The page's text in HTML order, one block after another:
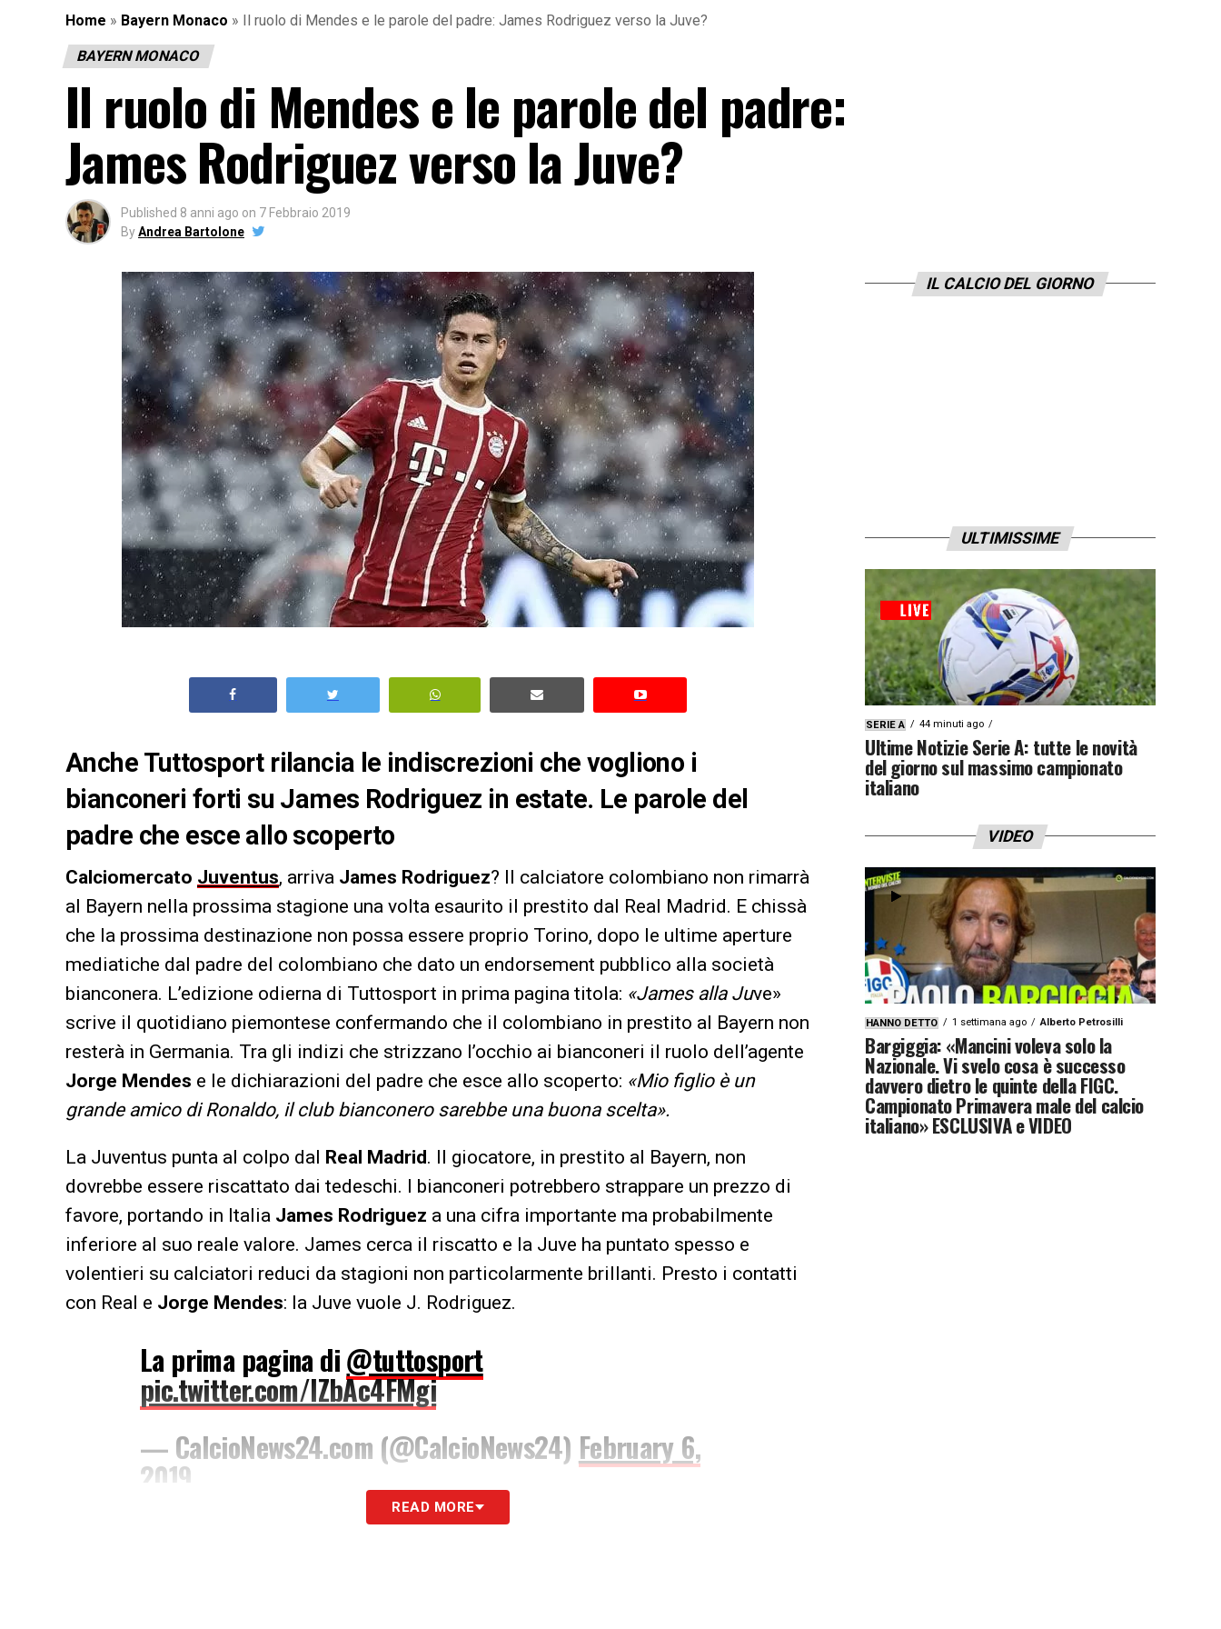
Home » Bayern Monaco » Il ruolo di Mendes e le parole del padre: James Rodriguez verso la Juve?
BAYERN MONACO
Il ruolo di Mendes e le parole del padre:
James Rodriguez verso la Juve?
Published 8 anni ago on 7 Febbraio 2019
ByAndrea Bartolone
Anche Tuttosport rilancia le indiscrezioni che vogliono i
bianconeri forti su James Rodriguez in estate. Le parole del
padre che esce allo scoperto
Calciomercato Juventus, arriva James Rodriguez? Il calciatore colombiano non rimarrà
al Bayern nella prossima stagione una volta esaurito il prestito dal Real Madrid. E chissà
che la prossima destinazione non possa essere proprio Torino, dopo le ultime aperture
mediatiche dal padre del colombiano che dato un endorsement pubblico alla società
bianconera. L’edizione odierna di Tuttosport in prima pagina titola: «James alla Juve»
scrive il quotidiano piemontese confermando che il colombiano in prestito al Bayern non
resterà in Germania. Tra gli indizi che strizzano l’occhio ai bianconeri il ruolo dell’agente
Jorge Mendes e le dichiarazioni del padre che esce allo scoperto: «Mio figlio è un
grande amico di Ronaldo, il club bianconero sarebbe una buona scelta».
La Juventus punta al colpo dal Real Madrid. Il giocatore, in prestito al Bayern, non
dovrebbe essere riscattato dai tedeschi. I bianconeri potrebbero strappare un prezzo di
favore, portando in Italia James Rodriguez a una cifra importante ma probabilmente
inferiore al suo reale valore. James cerca il riscatto e la Juve ha puntato spesso e
volentieri su calciatori reduci da stagioni non particolarmente brillanti. Presto i contatti
con Real e Jorge Mendes: la Juve vuole J. Rodriguez.
La prima pagina di@tuttosport
pic.twitter.com/IZbAc4FMgi
— CalcioNews24.com (@CalcioNews24) February 6,
2019
READ MORE
IL CALCIO DEL GIORNO
ULTIMISSIME
SERIE A 44 minuti ago
Ultime Notizie Serie A: tutte le novità
del giorno sul massimo campionato
italiano
VIDEO
HANNO DETTO 1 settimana ago Alberto Petrosilli
Bargiggia: «Mancini voleva solo la
Nazionale. Vi svelo cosa è successo
davvero dietro le quinte della FIGC.
Campionato Primavera male del calcio
italiano» ESCLUSIVA e VIDEO